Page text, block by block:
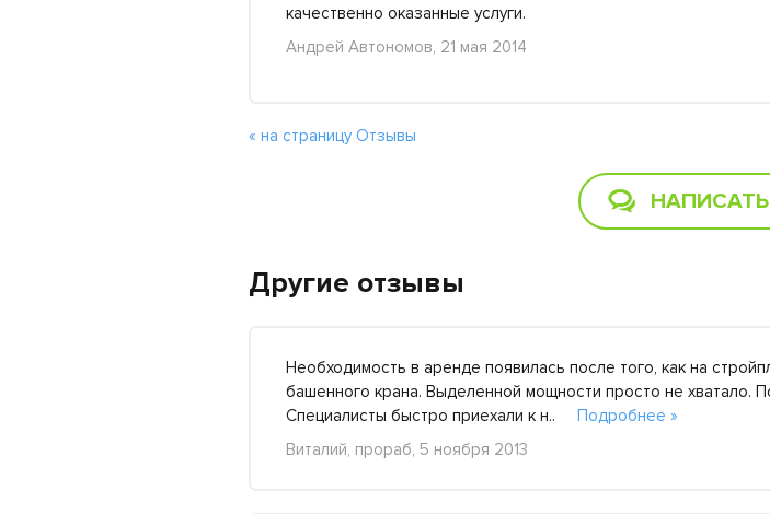
качественно оказанные услуги.
Андрей Автономов, 21 мая 2014
« на страницу Отзывы
Другие отзывы
Необходимость в аренде появилась после того, как на
башенного крана. Выделенной мощности просто не хватало.
Специалисты быстро приехали к н.. Подробнее »
Виталий, прораб, 5 ноября 2013